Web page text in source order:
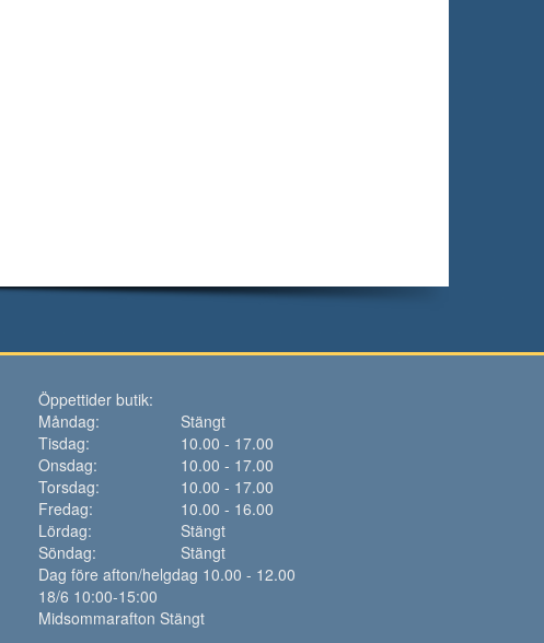
Öppettider butik:
Måndag:
Stängt
Tisdag:
10.00 - 17.00
Onsdag:
10.00 - 17.00
Torsdag:
10.00 - 17.00
Fredag:
10.00 - 16.00
Lördag:
Stängt
Söndag:
Stängt
Dag före afton/helgdag 10.00 - 12.00
18/6 10:00-15:00
Midsommarafton Stängt